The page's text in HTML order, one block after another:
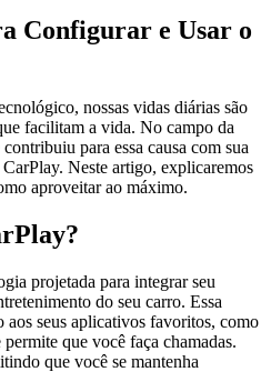
Configurar e Usar o
nossas vidas diárias são
facilitam a vida. No campo da
para essa causa com sua
Neste artigo, explicaremos
aproveitar ao máximo.
projetada para integrar seu
do seu carro. Essa
aos seus aplicativos favoritos, como
que você faça chamadas.
que você se mantenha